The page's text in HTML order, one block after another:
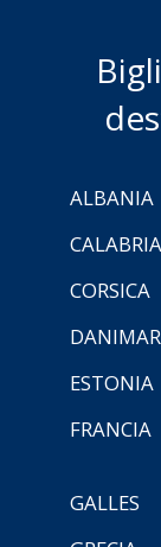
ALBANIA
CALABRIA
CORSICA
ESTONIA
FRANCIA
GALLES